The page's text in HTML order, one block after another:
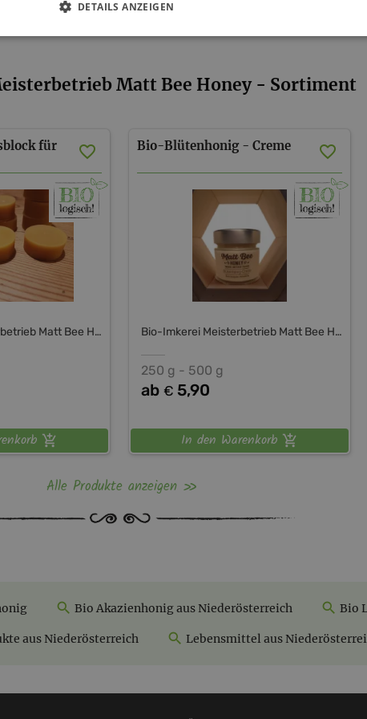
Matt Bee Honey - Sortiment
für
Bio-Imkerei Meisterbetrieb Matt Bee Honey
Bio-Blütenhonig - Creme
Bio-Imkerei Meisterbetrieb Matt Bee Honey
250 g - 500 g
ab € 5,90
In den Warenkorb
Alle Produkte anzeigen
Bio Akazienhonig aus Niederösterreich Bio
aus Niederösterreich Lebensmittel aus
DETAILS ANZEIGEN